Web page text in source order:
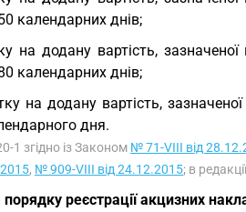
календарних днів;
на додану вартість, зазначеної
календарних днів;
на додану вартість, зазначеної
дня.
1 згідно із Законом № 71-VIII від
, № 909-VIII від 24.12.2015; в
реєстрації акцизних